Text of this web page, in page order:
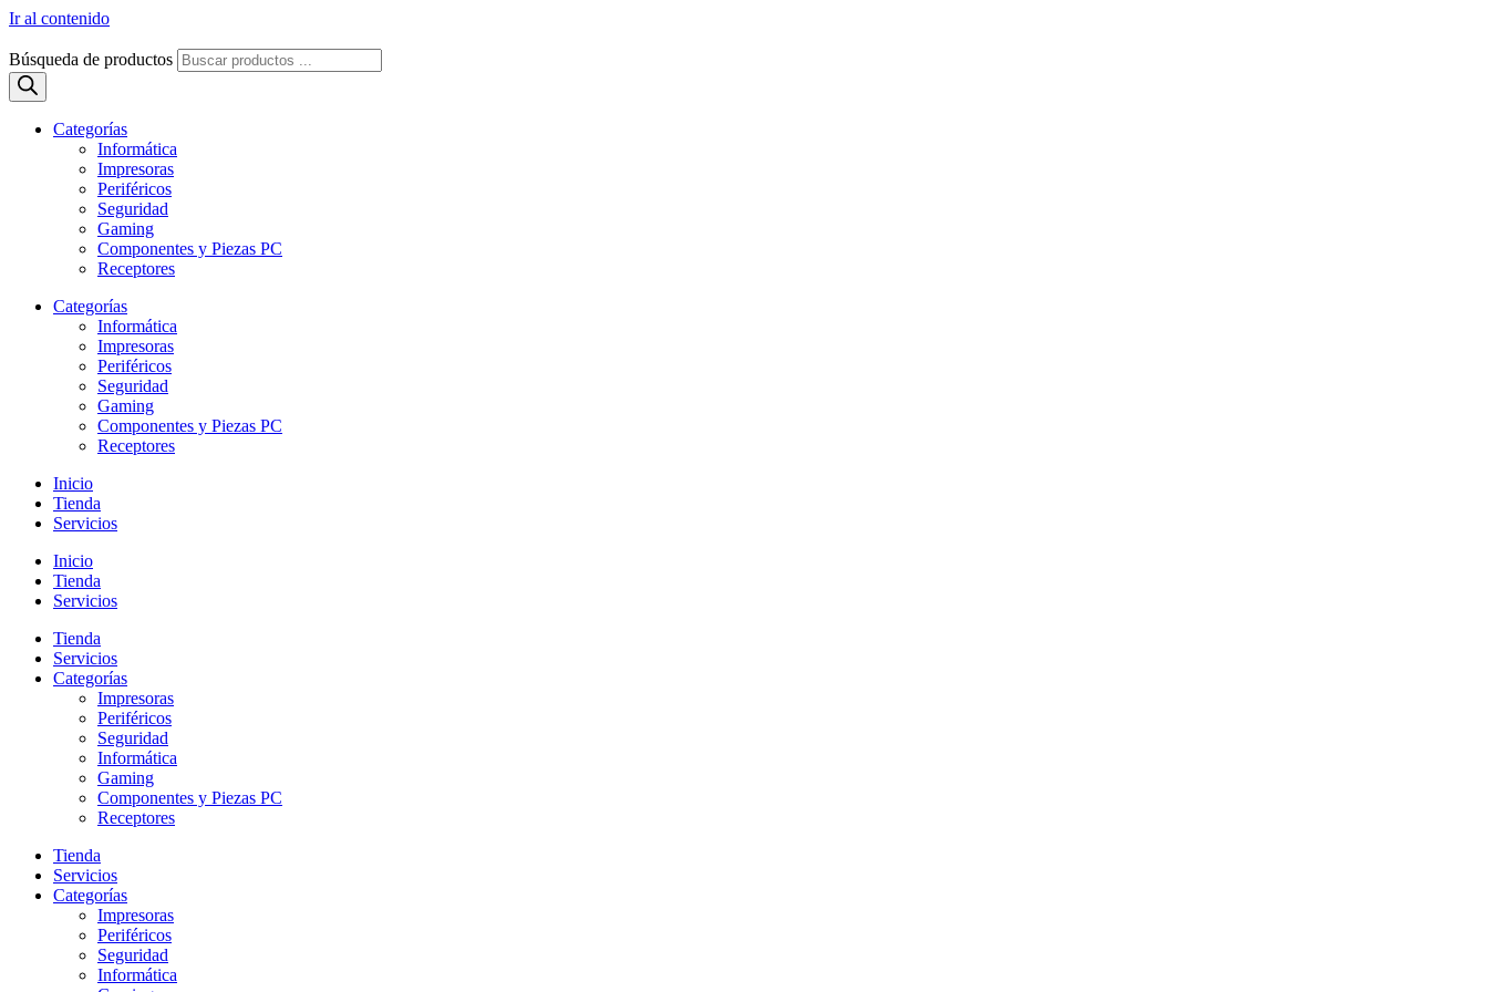
Ir al contenido
Búsqueda de productos
Categorías
Informática
Impresoras
Periféricos
Seguridad
Gaming
Componentes y Piezas PC
Receptores
Categorías
Informática
Impresoras
Periféricos
Seguridad
Gaming
Componentes y Piezas PC
Receptores
Inicio
Tienda
Servicios
Inicio
Tienda
Servicios
Tienda
Servicios
Categorías
Impresoras
Periféricos
Seguridad
Informática
Gaming
Componentes y Piezas PC
Receptores
Tienda
Servicios
Categorías
Impresoras
Periféricos
Seguridad
Informática